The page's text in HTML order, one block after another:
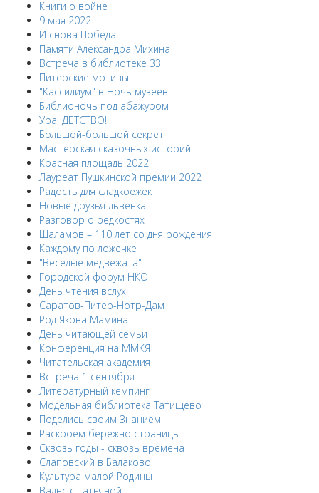
Книги о войне
9 мая 2022
И снова Победа!
Памяти Александра Михина
Встреча в библиотеке 33
Питерские мотивы
"Кассилиум" в Ночь музеев
Библионочь под абажуром
Ура, ДЕТСТВО!
Большой-большой секрет
Мастерская сказочных историй
Красная площадь 2022
Лауреат Пушкинской премии 2022
Радость для сладкоежек
Новые друзья львенка
Разговор о редкостях
Шаламов – 110 лет со дня рождения
Каждому по ложечке
"Весёлые медвежата"
Городской форум НКО
День чтения вслух
Саратов-Питер-Нотр-Дам
Род Якова Мамина
День читающей семьи
Конференция на ММКЯ
Читательская академия
Встреча 1 сентября
Литературный кемпинг
Модельная библиотека Татищево
Поделись своим Знанием
Раскроем бережно страницы
Сквозь годы - сквозь времена
Слаповский в Балаково
Культура малой Родины